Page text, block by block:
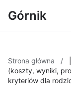
Górnik
Strona główna /
(koszty, wyniki,
kryteriów dla